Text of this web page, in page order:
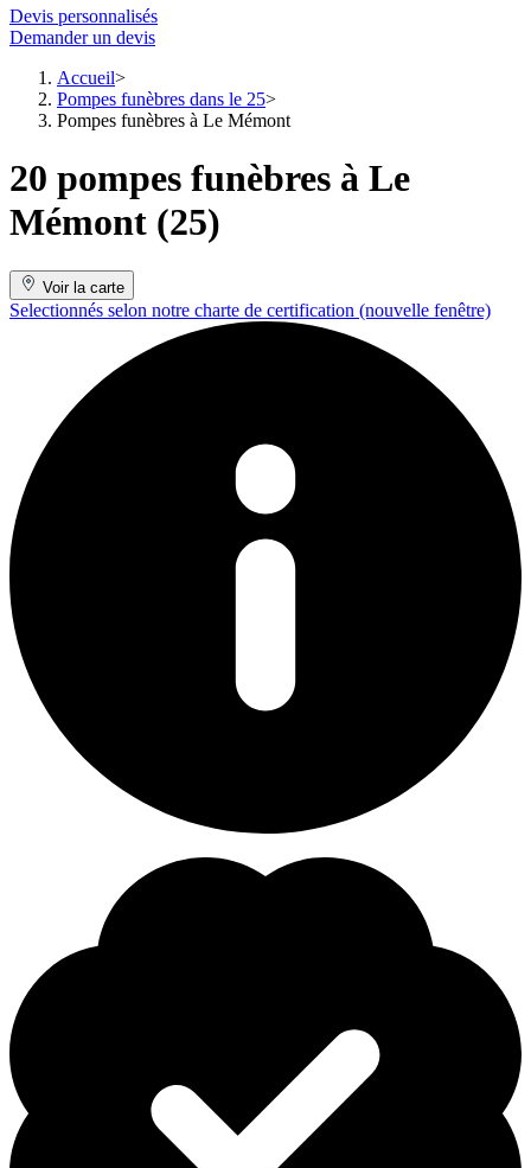
Devis personnalisés
Demander un devis
Accueil
Pompes funèbres dans le 25
Pompes funèbres à Le Mémont
20 pompes funèbres à Le
Mémont (25)
Voir la carte
Selectionnés selon notre charte de certification (nouvelle fenêtre)